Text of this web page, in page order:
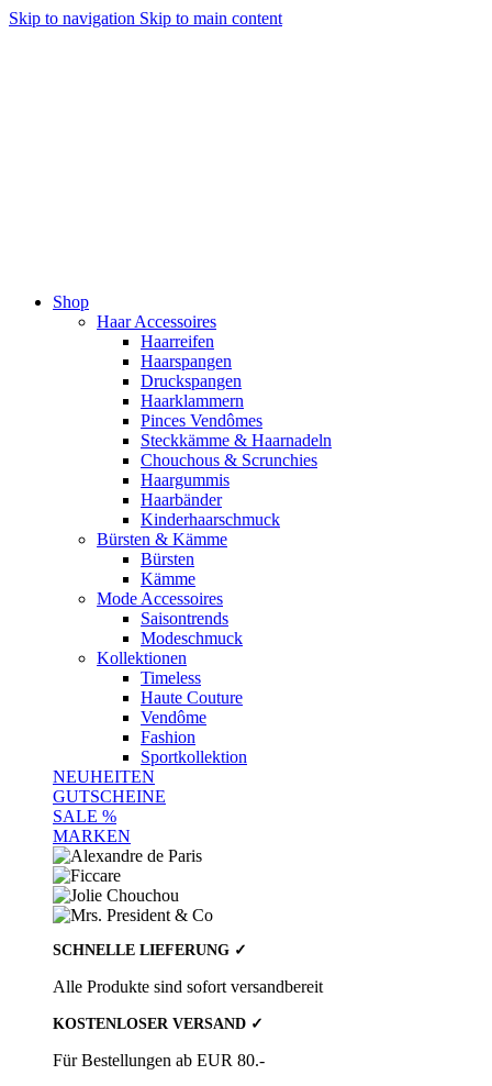
Skip to navigation Skip to main content
Shop
Haar Accessoires
Haarreifen
Haarspangen
Druckspangen
Haarklammern
Pinces Vendômes
Steckkämme & Haarnadeln
Chouchous & Scrunchies
Haargummis
Haarbänder
Kinderhaarschmuck
Bürsten & Kämme
Bürsten
Kämme
Mode Accessoires
Saisontrends
Modeschmuck
Kollektionen
Timeless
Haute Couture
Vendôme
Fashion
Sportkollektion
NEUHEITEN
GUTSCHEINE
SALE %
MARKEN
SCHNELLE LIEFERUNG ✓
Alle Produkte sind sofort versandbereit
KOSTENLOSER VERSAND ✓
Für Bestellungen ab EUR 80.-